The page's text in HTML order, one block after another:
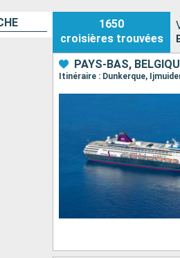
1650
croisières trouvées
PAYS-BAS,
Itinéraire : Dunkerque,